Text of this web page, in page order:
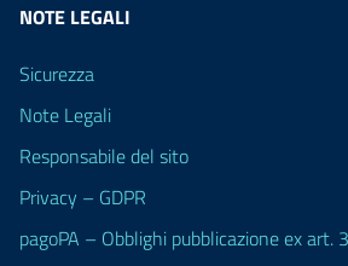
NOTE LEGALI
Sicurezza
Note Legali
Responsabile del sito
Privacy – GDPR
pagoPA – Obblighi pubblicazione ex art.